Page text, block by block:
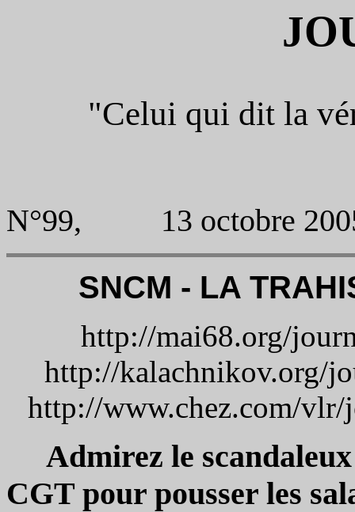
"Celui qui dit la
N°99, 13 octobre
SNCM - LA
http://mai68.org/
http://kalachnikov.org/
http://www.chez.com/
Admirez le
CGT pour pousser les